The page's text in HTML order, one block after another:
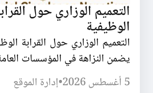
التعميم الوزاري حول
الوظيفية
التعميم الوزاري حول القرابة
يضمن النزاهة في المؤسسات
5 أغسطس 2026
•إدارة الموقع